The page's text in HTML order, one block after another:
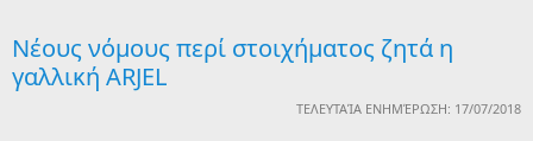
Νέους νόμους περί στοιχήματος ζητά η
γαλλική ARJEL
ΤΕΛΕΥΤΑΊΑ ΕΝΗΜΈΡΩΣΗ: 17/07/2018